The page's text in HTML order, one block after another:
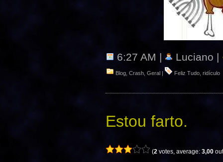
6:27 AM | Luciano |
Blog,Crash,Geral Feliz Tudo,ridículo
Estou farto.
(2 votes, average:3,00